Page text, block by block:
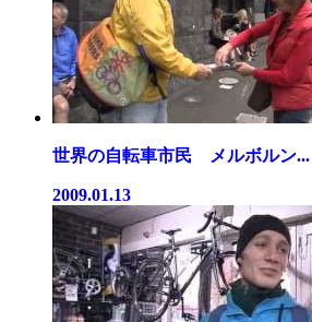
世界の自転車市民 メルボルン...
2009.01.13